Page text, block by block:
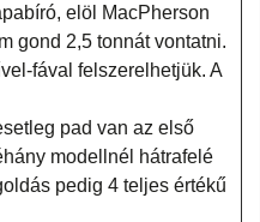
elöl MacPherson
gond 2,5 tonnát vontatni.
fával felszerelhetjük. A
pad van az első
modellnél hátrafelé
pedig 4 teljes értékű